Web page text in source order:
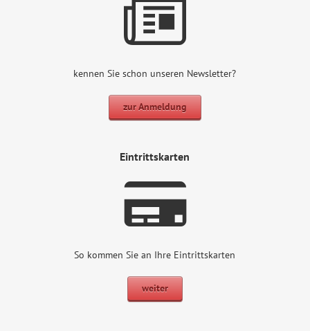
kennen Sie schon unseren Newsletter?
zur Anmeldung
Eintrittskarten
So kommen Sie an Ihre Eintrittskarten
weiter